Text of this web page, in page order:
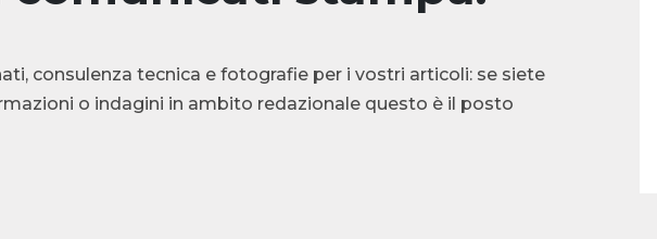
consulenza tecnica e fotografie per i vostri articoli: se siete
o indagini in ambito redazionale questo è il posto